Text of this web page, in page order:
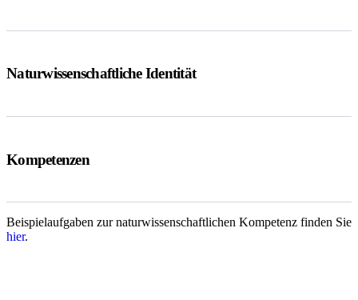
Naturwissenschaftliche Identität
Kompetenzen
Beispielaufgaben zur naturwissenschaftlichen Kompetenz finden Sie
hier.